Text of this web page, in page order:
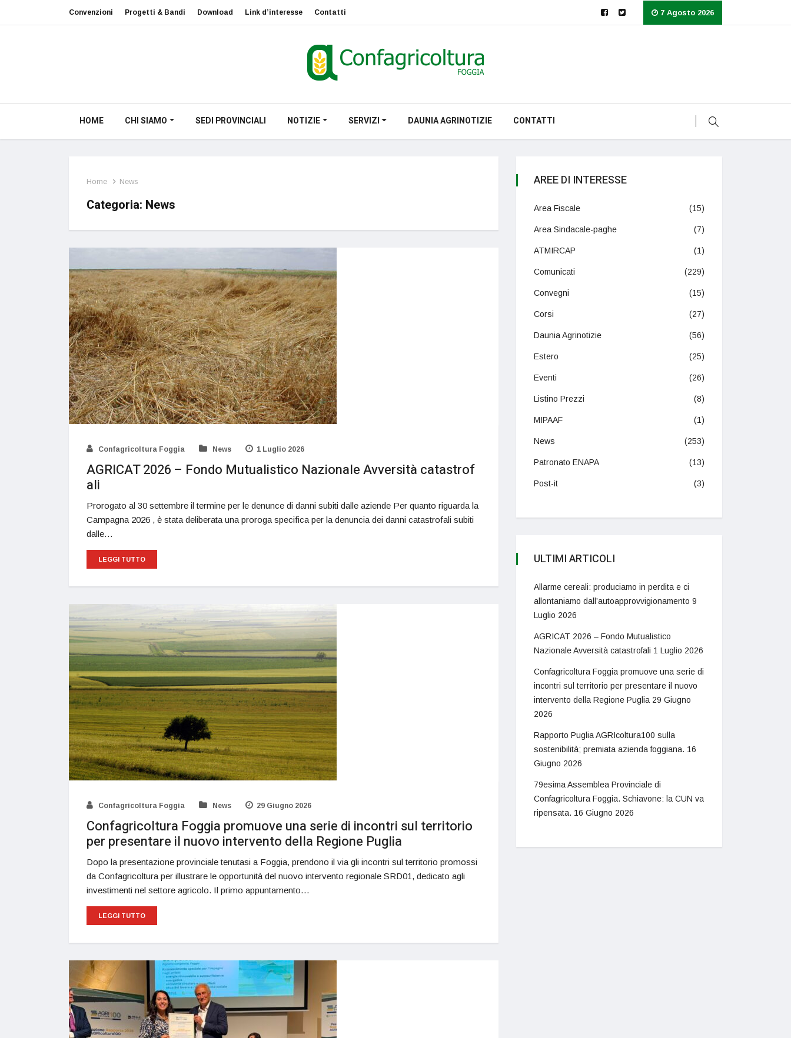
Convenzioni Progetti & Bandi Download Link d’interesse Contatti 7 Agosto 2026
HOME CHI SIAMO SEDI PROVINCIALI NOTIZIE SERVIZI DAUNIA AGRINOTIZIE CONTATTI
Home News
Categoria: News
Confagricoltura Foggia News 1 Luglio 2026
AGRICAT 2026 – Fondo Mutualistico Nazionale Avversità catastrof
ali
Prorogato al 30 settembre il termine per le denunce di danni subiti dalle aziende Per quanto riguarda la
Campagna 2026 , è stata deliberata una proroga specifica per la denuncia dei danni catastrofali subiti
dalle…
LEGGI TUTTO
Confagricoltura Foggia News 29 Giugno 2026
Confagricoltura Foggia promuove una serie di incontri sul territorio
per presentare il nuovo intervento della Regione Puglia
Dopo la presentazione provinciale tenutasi a Foggia, prendono il via gli incontri sul territorio promossi
da Confagricoltura per illustrare le opportunità del nuovo intervento regionale SRD01, dedicato agli
investimenti nel settore agricolo. Il primo appuntamento…
LEGGI TUTTO
AREE DI INTERESSE
Area Fiscale (15)
Area Sindacale-paghe (7)
ATMIRCAP (1)
Comunicati (229)
Convegni (15)
Corsi (27)
Daunia Agrinotizie (56)
Estero (25)
Eventi (26)
Listino Prezzi (8)
MIPAAF (1)
News (253)
Patronato ENAPA (13)
Post-it (3)
ULTIMI ARTICOLI
Allarme cereali: produciamo in perdita e ci
allontaniamo dall’autoapprovvigionamento 9
Luglio 2026
AGRICAT 2026 – Fondo Mutualistico
Nazionale Avversità catastrofali 1 Luglio 2026
Confagricoltura Foggia promuove una serie di
incontri sul territorio per presentare il nuovo
intervento della Regione Puglia 29 Giugno
2026
Rapporto Puglia AGRIcoltura100 sulla
sostenibilità; premiata azienda foggiana. 16
Giugno 2026
79esima Assemblea Provinciale di
Confagricoltura Foggia. Schiavone: la CUN va
ripensata. 16 Giugno 2026